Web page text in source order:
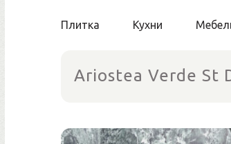
Плитка Кухни
Ariostea Verde St